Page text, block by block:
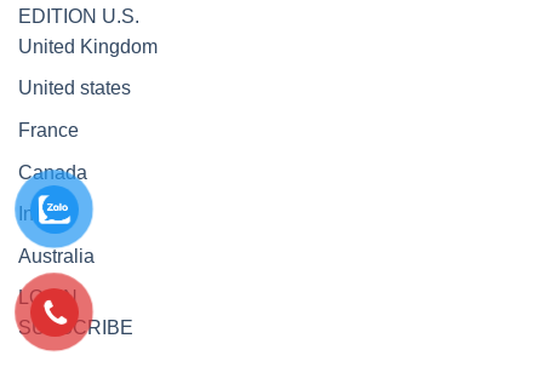
EDITION U.S.
United Kingdom
United states
France
Canada
India
Australia
LOGIN
SUBSCRIBE